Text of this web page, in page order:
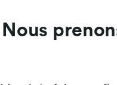
Nous